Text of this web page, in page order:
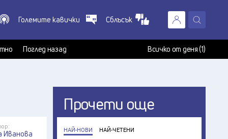
X
Големите кавички Сблъсък
Поглед назад Всичко от деня (1)
Иванова
Прочети още
НАЙ-НОВИ НАЙ-ЧЕТЕНИ